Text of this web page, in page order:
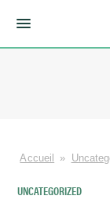
Accueil »
UNCATEGORIZED